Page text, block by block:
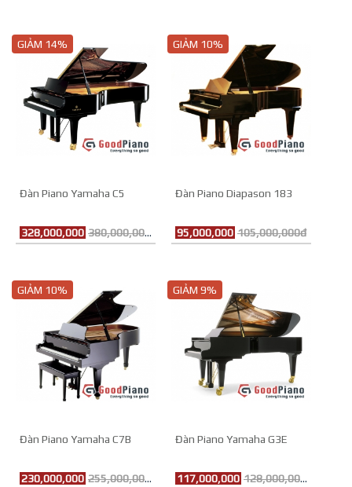
GIẢM 14%
Đàn Piano Yamaha C5
328,000,000 380,000,000đ
GIẢM 10%
Đàn Piano Diapason 183
95,000,000 105,000,000đ
GIẢM 10%
Đàn Piano Yamaha C7B
230,000,000 255,000,000đ
GIẢM 9%
Đàn Piano Yamaha G3E
117,000,000 128,000,000đ